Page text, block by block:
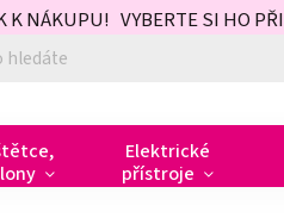
NÁKUPU! VYBERTE SI HO
Elektrické
přístroje